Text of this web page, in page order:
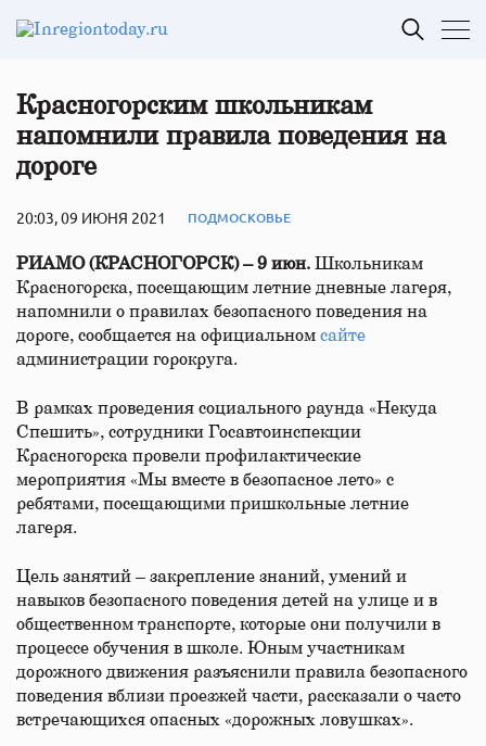
Красногорским школьникам
напомнили правила поведения на
дороге
20:03, 09 ИЮНЯ 2021 ПОДМОСКОВЬЕ
РИАМО (КРАСНОГОРСК) – 9 июн. Школьникам
Красногорска, посещающим летние дневные лагеря,
напомнили о правилах безопасного поведения на
дороге, сообщается на официальном сайте
администрации горокруга.
В рамках проведения социального раунда «Некуда
Спешить», сотрудники Госавтоинспекции
Красногорска провели профилактические
мероприятия «Мы вместе в безопасное лето» с
ребятами, посещающими пришкольные летние
лагеря.
Цель занятий – закрепление знаний, умений и
навыков безопасного поведения детей на улице и в
общественном транспорте, которые они получили в
процессе обучения в школе. Юным участникам
дорожного движения разъяснили правила безопасного
поведения вблизи проезжей части, рассказали о часто
встречающихся опасных «дорожных ловушках».